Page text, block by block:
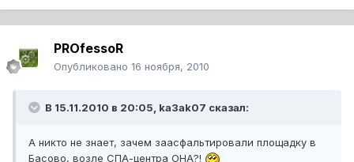
PROfessoR
Опубликовано 16 ноября, 2010
В 15.11.2010 в 20:05, ka3ak07 сказал:
А никто не знает, зачем заасфальтировали площадку в
Басово, возле СПА-центра ОНА?!